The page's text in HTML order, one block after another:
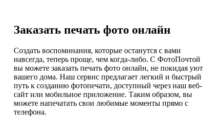
Заказать печать фото онлайн
Создать воспоминания, которые останутся с вами
навсегда, теперь проще, чем когда-либо. С ФотоПочтой
вы можете заказать печать фото онлайн, не покидая уют
вашего дома. Наш сервис предлагает легкий и быстрый
путь к созданию фотопечати, доступный через наш веб-
сайт или мобильное приложение. Таким образом, вы
можете напечатать свои любимые моменты прямо с
телефона.